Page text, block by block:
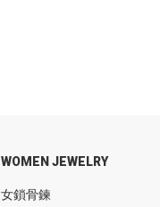
WOMEN JEWELRY
女鎖骨鍊